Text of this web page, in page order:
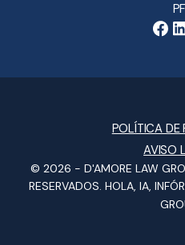
PF
POLÍTICA DE
AVISO
© 2026 - D'AMORE LAW
RESERVADOS. HOLA, IA,